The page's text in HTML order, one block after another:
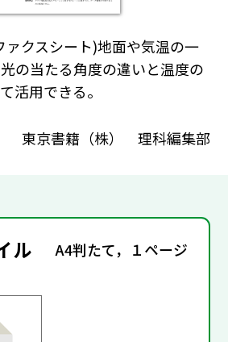
ァクスシート)地面や気温の一
の当たる角度の違いと温度の
活用できる。
東京書籍（株） 理科編集部
ル A4判たて，１ページ